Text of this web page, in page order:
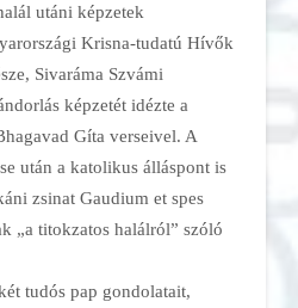
utáni képzetek
Krisna-tudatú Hívők
Sivaráma Szvámi
képzetét idézte a
Gíta verseivel. A
után a katolikus álláspont is
zsinat Gaudium et spes
„a titokzatos halálról” szóló
tudós pap gondolatait,